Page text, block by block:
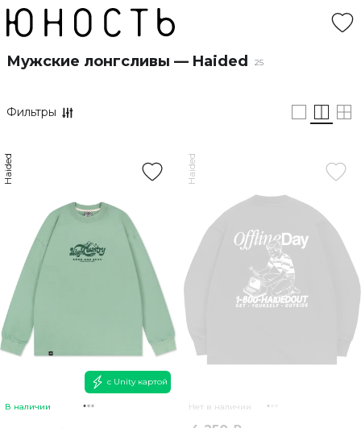
Мужские лонгсливы — Haided 25
Фильтры
В наличии
Haided
с Unity картой
Нет в наличии
Haided